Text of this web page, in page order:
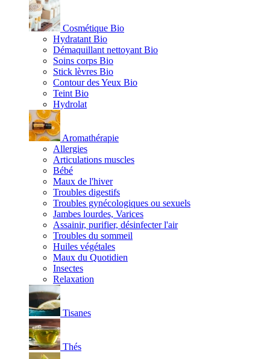
Cosmétique Bio
Hydratant Bio
Démaquillant nettoyant Bio
Soins corps Bio
Stick lèvres Bio
Contour des Yeux Bio
Teint Bio
Hydrolat
Aromathérapie
Allergies
Articulations muscles
Bébé
Maux de l'hiver
Troubles digestifs
Troubles gynécologiques ou sexuels
Jambes lourdes, Varices
Assainir, purifier, désinfecter l'air
Troubles du sommeil
Huiles végétales
Maux du Quotidien
Insectes
Relaxation
Tisanes
Thés